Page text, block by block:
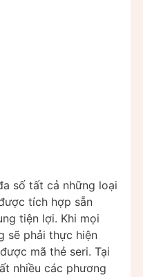
số tất cả những loại
tích hợp sẵn
tiện lợi. Khi mọi
sẽ phải thực hiện
mã thẻ seri. Tại
nhiều các phương